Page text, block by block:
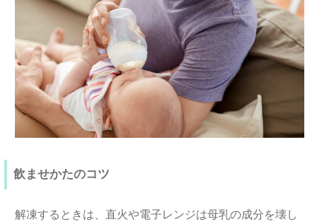
飲ませかたのコツ
解凍するときは、直火や電子レンジは母乳の成分を壊し